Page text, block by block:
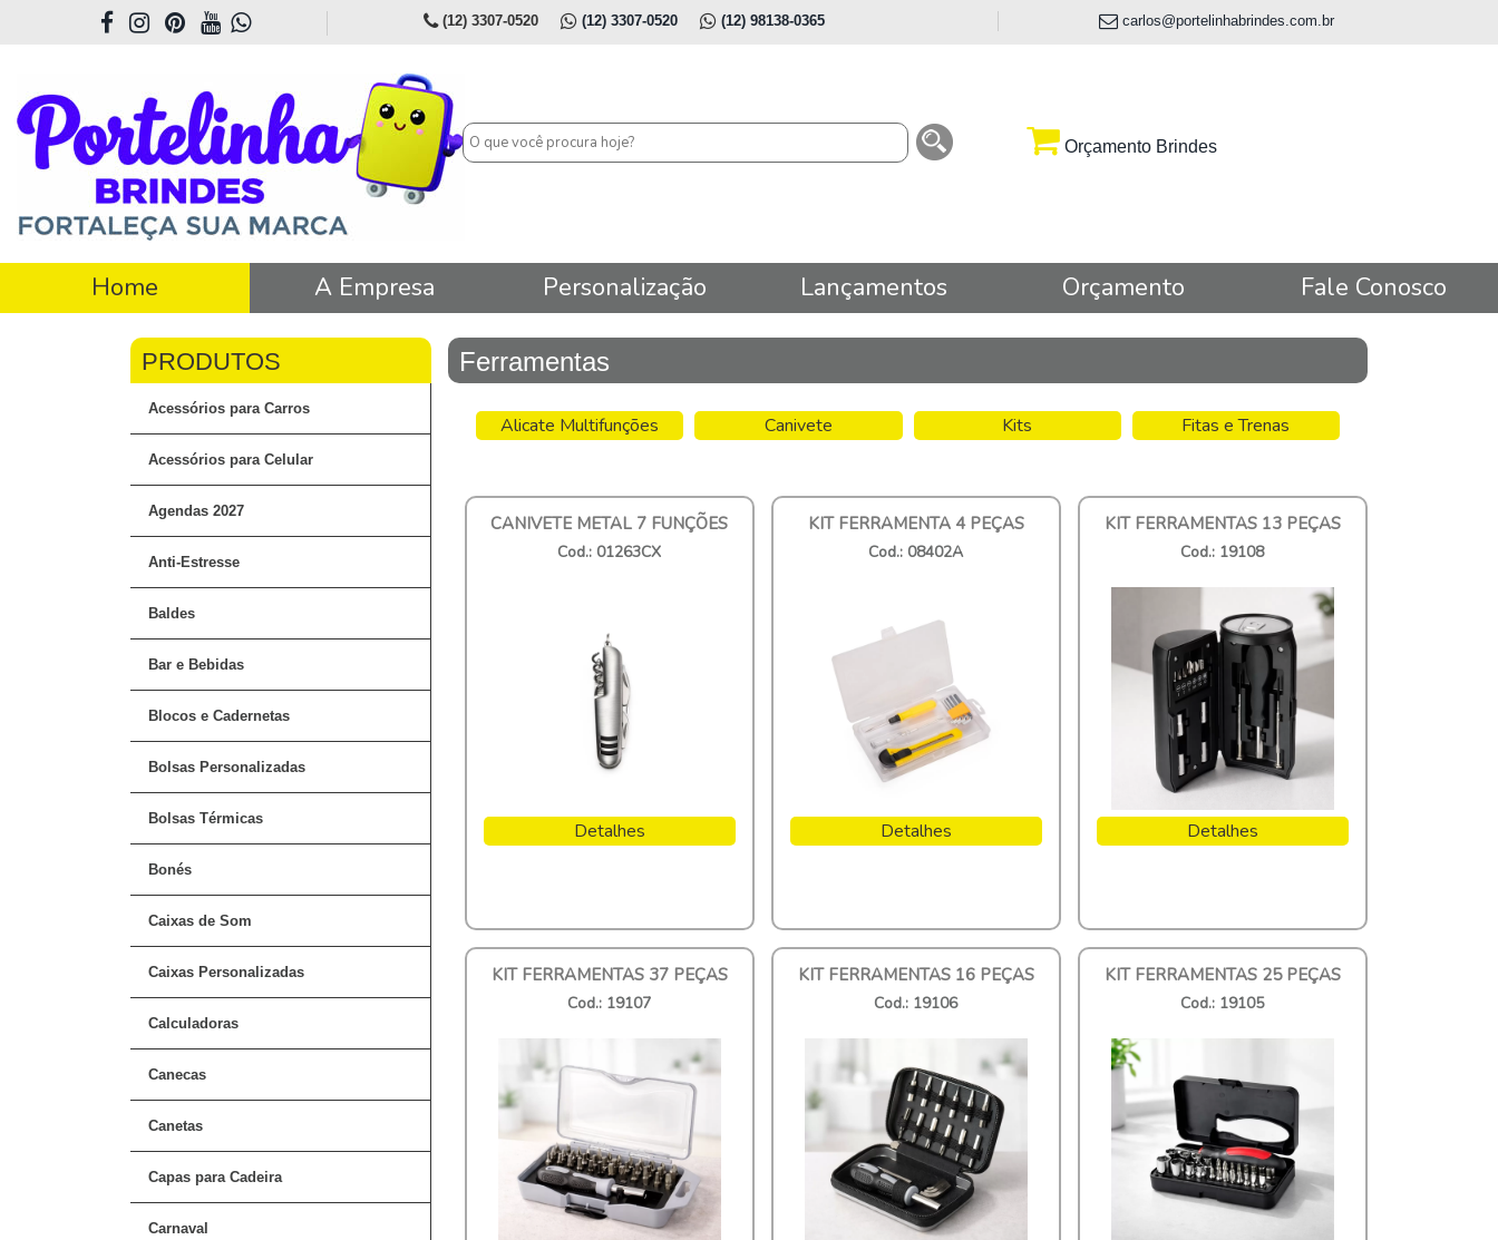
(12) 3307-0520 (12) 3307-0520 (12) 98138-0365 carlos@portelinhabrindes.com.br
Orçamento Brindes
Home A Empresa Personalização Lançamentos Orçamento Fale Conosco
Acessórios para Carros
Acessórios para Celular
Agendas 2027
Anti-Estresse
Baldes
Bar e Bebidas
Blocos e Cadernetas
Bolsas Personalizadas
Bolsas Térmicas
Bonés
Caixas de Som
Caixas Personalizadas
Calculadoras
Canecas
Canetas
Capas para Cadeira
Carnaval
Ferramentas
Alicate Multifunções Canivete Kits Fitas e Trenas
CANIVETE METAL 7 FUNÇÕES
Cod.: 01263CX
Detalhes
KIT FERRAMENTA 4 PEÇAS
Cod.: 08402A
Detalhes
KIT FERRAMENTAS 13 PEÇAS
Cod.: 19108
Detalhes
KIT FERRAMENTAS 37 PEÇAS
Cod.: 19107
KIT FERRAMENTAS 16 PEÇAS
Cod.: 19106
KIT FERRAMENTAS 25 PEÇAS
Cod.: 19105